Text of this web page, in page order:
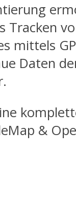
Tracken
mittels
Daten
&